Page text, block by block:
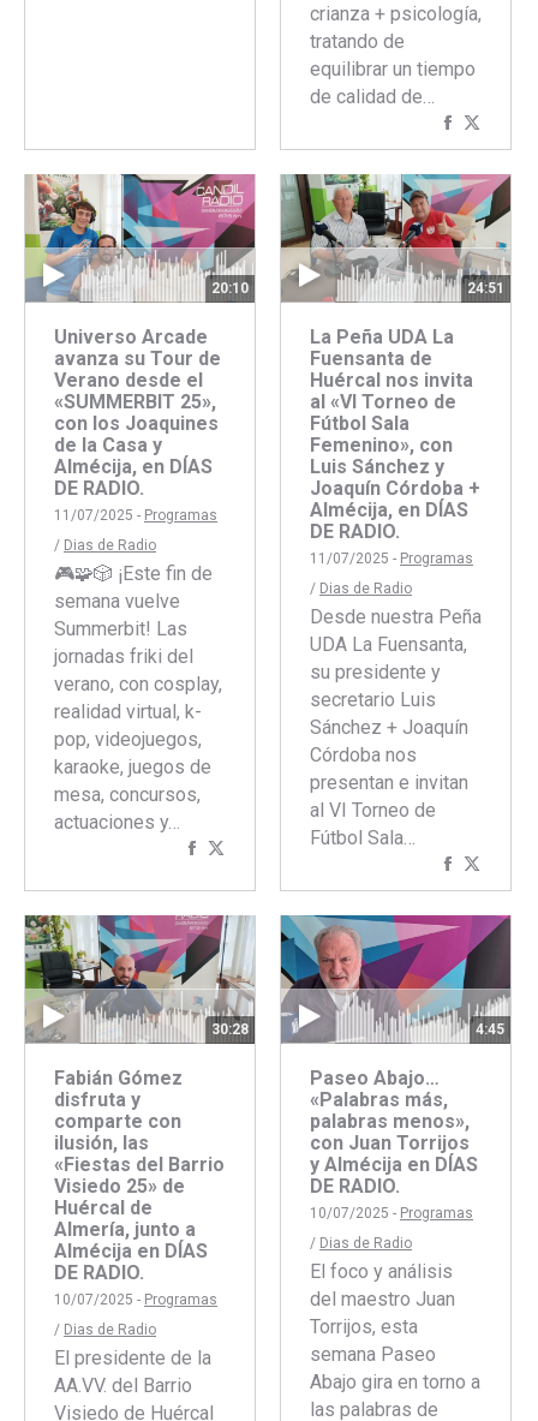
crianza + psicología,
tratando de
equilibrar un tiempo
de calidad de…
Compartir
concon
20:10
Universo Arcade
avanza su Tour de
Verano desde el
«SUMMERBIT 25»,
con los Joaquines
de la Casa y
Almécija, en DÍAS
DE RADIO.
11/07/2025 - Programas
/ Dias de Radio
🎮🧩🎲 ¡Este fin de
semana vuelve
Summerbit! Las
jornadas friki del
verano, con cosplay,
realidad virtual, k-
pop, videojuegos,
karaoke, juegos de
mesa, concursos,
actuaciones y…
Compartir
24:51
La Peña UDA La
Fuensanta de
Huércal nos invita
al «VI Torneo de
Fútbol Sala
Femenino», con
Luis Sánchez y
Joaquín Córdoba +
Almécija, en DÍAS
DE RADIO.
11/07/2025 - Programas
/ Dias de Radio
Desde nuestra Peña
UDA La Fuensanta,
su presidente y
secretario Luis
Sánchez + Joaquín
Córdoba nos
presentan e invitan
al VI Torneo de
Fútbol Sala…
Compartir
concon
30:28
Fabián Gómez
disfruta y
comparte con
ilusión, las
«Fiestas del Barrio
Visiedo 25» de
Huércal de
Almería, junto a
Almécija en DÍAS
DE RADIO.
10/07/2025 - Programas
/ Dias de Radio
El presidente de la
AA.VV. del Barrio
Visiedo de Huércal
4:45
Paseo Abajo…
«Palabras más,
palabras menos»,
con Juan Torrijos
y Almécija en DÍAS
DE RADIO.
10/07/2025 - Programas
/ Dias de Radio
El foco y análisis
del maestro Juan
Torrijos, esta
semana Paseo
Abajo gira en torno a
las palabras de